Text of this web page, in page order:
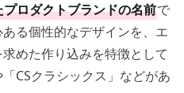
ロダクトブランドの名前で
る個性的なデザインを、エ
めた作り込みを特徴として
CSクラシックス」などがあ